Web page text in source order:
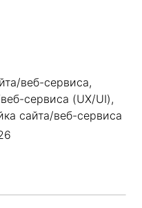
систем
веб-сервиса,
сервиса (UX/UI),
сайта/веб-сервиса